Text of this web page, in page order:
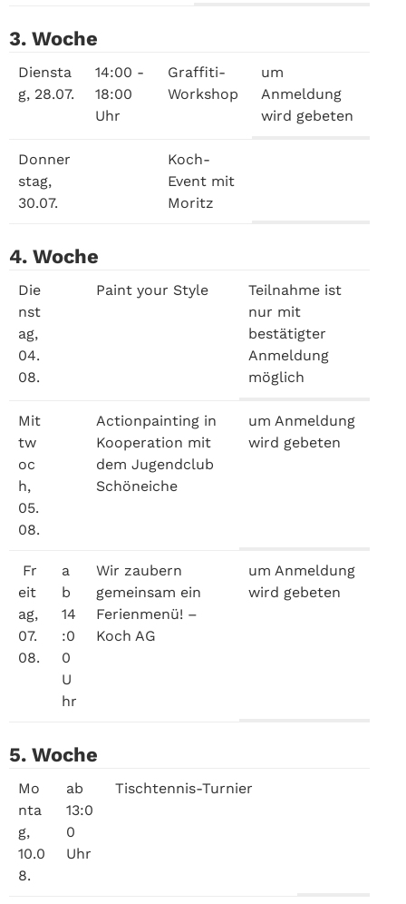
3. Woche
Diensta
g, 28.07.
14:00 -
18:00
Uhr
Graffiti-
Workshop
um
Anmeldung
wird gebeten
Donner
stag,
30.07.
Koch-
Event mit
Moritz
4. Woche
Die
nst
ag,
04.
08.
Paint your Style
Teilnahme ist
nur mit
bestätigter
Anmeldung
möglich
Mit
tw
oc
h,
05.
08.
Actionpainting in
Kooperation mit
dem Jugendclub
Schöneiche
um Anmeldung
wird gebeten
Fr
eit
ag,
07.
08.
a
b
14
:0
0
U
hr
Wir zaubern
gemeinsam ein
Ferienmenü! –
Koch AG
um Anmeldung
wird gebeten
5. Woche
Mo
nta
g,
10.0
8.
ab
13:0
0
Uhr
Tischtennis-Turnier